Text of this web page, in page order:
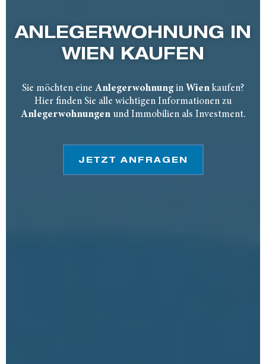
ANLEGER­WOHNUNG IN
WIEN KAUFEN
Sie möchten eine AnlegerwohnunginWienkaufen?
Hier finden Sie alle wichtigen Informationen zu
Anlegerwohnungenund Immobilien als Investment.
JETZT ANFRAGEN